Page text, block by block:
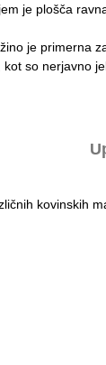
je plošča
je primerna
kot so nerjavno
kovinskih